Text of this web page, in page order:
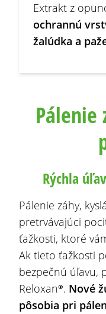
Extrakt z
ochrannú
žalúdka a
Pálenie
Rýchla
Pálenie záhy,
pretrvávajúci
ťažkosti, ktoré
Ak tieto ťažkosti
bezpečnú úľavu,
Reloxan®. Nové
pôsobia pri